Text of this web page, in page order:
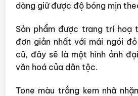
dàng giữ được độ bóng mịn
Sản phẩm được trang trí
đơn giản nhất với mái ngói
cũ, đây sẽ là một hình ảnh
văn hoá của dân tộc.
Tone màu trắng kem nhã